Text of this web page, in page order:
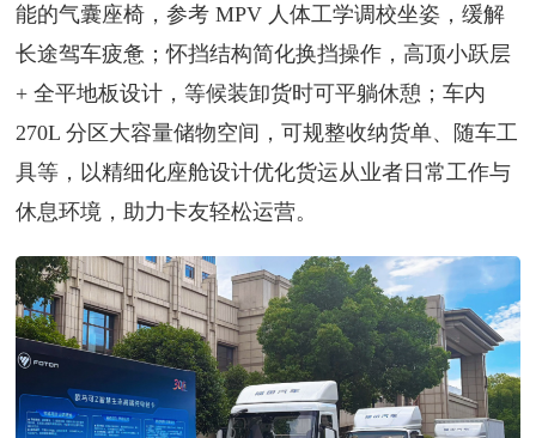
能的气囊座椅，参考 MPV 人体工学调校坐姿，缓解
长途驾车疲惫；怀挡结构简化换挡操作，高顶小跃层
+ 全平地板设计，等候装卸货时可平躺休憩；车内
270L 分区大容量储物空间，可规整收纳货单、随车工
具等，以精细化座舱设计优化货运从业者日常工作与
休息环境，助力卡友轻松运营。